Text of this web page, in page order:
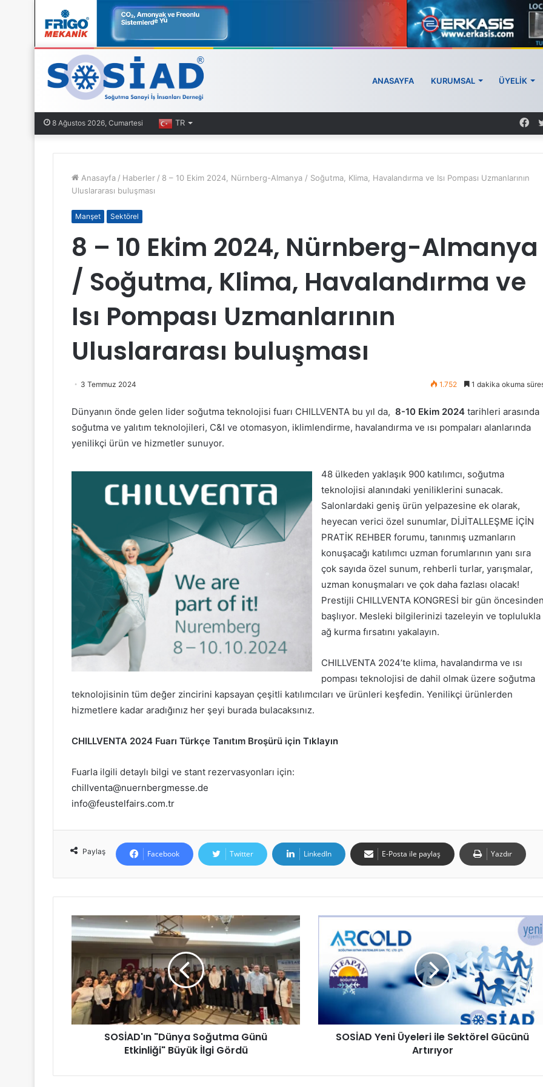
ANASAYFA KURUMSAL ÜYELİK
8 Ağustos 2026, Cumartesi TR
Anasayfa / Haberler / 8 – 10 Ekim 2024, Nürnberg-Almanya / Soğutma, Klima, Havalandırma ve Isı Pompası Uzmanlarının
Uluslararası buluşması
Manşet Sektörel
8 – 10 Ekim 2024, Nürnberg-Almanya
/ Soğutma, Klima, Havalandırma ve
Isı Pompası Uzmanlarının
Uluslararası buluşması
3 Temmuz 2024 1.752 1 dakika okuma
Dünyanın önde gelen lider soğutma teknolojisi fuarı CHILLVENTA bu yıl da, 8-10 Ekim 2024 tarihleri arasında
soğutma ve yalıtım teknolojileri, C&I ve otomasyon, iklimlendirme, havalandırma ve ısı pompaları alanlarında
yenilikçi ürün ve hizmetler sunuyor.
48 ülkeden yaklaşık 900 katılımcı, soğutma
teknolojisi alanındaki yeniliklerini sunacak.
Salonlardaki geniş ürün yelpazesine ek olarak,
heyecan verici özel sunumlar, DİJİTALLEŞME İÇİN
PRATİK REHBER forumu, tanınmış uzmanların
konuşacağı katılımcı uzman forumlarının yanı sıra
çok sayıda özel sunum, rehberli turlar, yarışmalar,
uzman konuşmaları ve çok daha fazlası olacak!
Prestijli CHILLVENTA KONGRESİ bir gün
başlıyor. Mesleki bilgilerinizi tazeleyin ve toplulukla
ağ kurma fırsatını yakalayın.
CHILLVENTA 2024’te klima, havalandırma ve ısı
pompası teknolojisi de dahil olmak üzere soğutma
teknolojisinin tüm değer zincirini kapsayan çeşitli katılımcıları ve ürünleri keşfedin. Yenilikçi ürünlerden
hizmetlere kadar aradığınız her şeyi burada bulacaksınız.
CHILLVENTA 2024 Fuarı Türkçe Tanıtım Broşürü için Tıklayın
Fuarla ilgili detaylı bilgi ve stant rezervasyonları için:
chillventa@nuernbergmesse.de
info@feustelfairs.com.tr
Paylaş Facebook Twitter LinkedIn E-Posta ile paylaş Yazdır
SOSİAD'ın "Dünya Soğutma Günü
Etkinliği" Büyük İlgi Gördü
SOSİAD Yeni Üyeleri ile Sektörel Gücünü
Artırıyor